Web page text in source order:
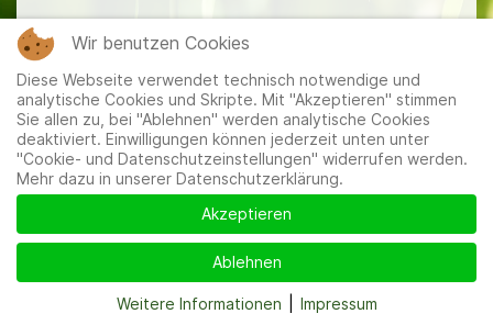
und Datenschutzeinstellungen
Wir benutzen Cookies
Diese Webseite verwendet technisch notwendige und
analytische Cookies und Skripte. Mit "Akzeptieren" stimmen
Sie allen zu, bei "Ablehnen" werden analytische Cookies
deaktiviert. Einwilligungen können jederzeit unten unter
"Cookie- und Datenschutzeinstellungen" widerrufen werden.
Mehr dazu in unserer Datenschutzerklärung.
Akzeptieren
Ablehnen
Weitere Informationen Impressum